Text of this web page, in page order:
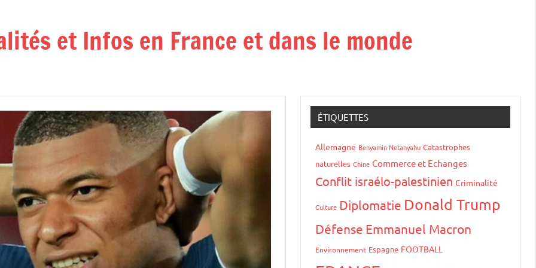
et Infos en France et dans le monde
ÉTIQUETTES
Allemagne Benyamin Netanyahu Catastrophes
naturelles Chine Commerce et Echanges
Conflit israélo-palestinien Criminalité
Culture Diplomatie Donald Trump
Défense Emmanuel Macron
Environnement Espagne FOOTBALL